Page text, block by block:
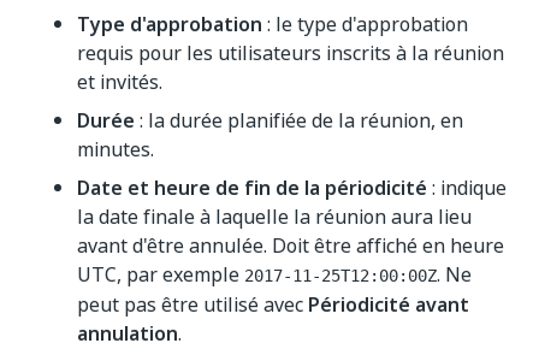
Type d'approbation : le type d'approbation
requis pour les utilisateurs inscrits à la réunion
et invités.
Durée : la durée planifiée de la réunion, en
minutes.
Date et heure de fin de la périodicité : indique
la date finale à laquelle la réunion aura lieu
avant d'être annulée. Doit être affiché en heure
UTC, par exemple 2017-11-25T12:00:00Z. Ne
peut pas être utilisé avec Périodicité avant
annulation.